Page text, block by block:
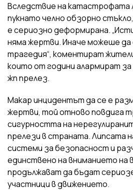
Вследствие на катастрофата
пукнато челно обзорно
е сериозно деформирана.
няма жертви. Иначе можеше да
трагедия“, коментират
които от години алармират
жп прелез.
Макар инцидентът да се е
жертви, той отново повдига
сигурността на
прелези в страната. Липсата
системи за безопасност и
единствено на вниманието на
продължават да бъдат
участници в движението.